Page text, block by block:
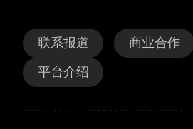
联系报道 商业合作
平台介绍